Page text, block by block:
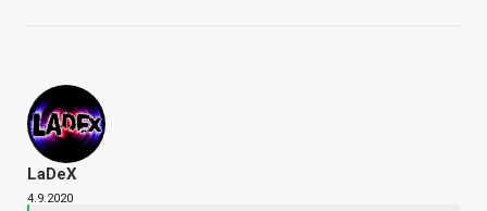
LaDeX
4.9.2020